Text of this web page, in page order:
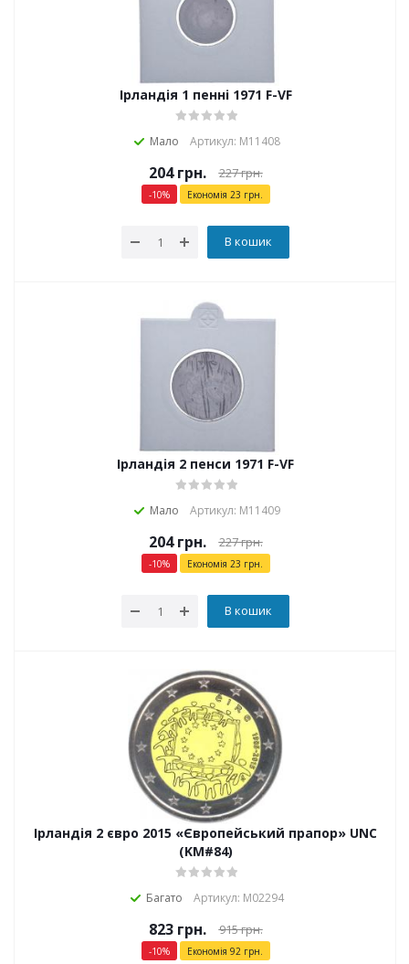
Ірландія 1 пенні 1971 F-VF
Мало Артикул: М11408
204грн. 227грн.
-10% Економія 23 грн.
В кошик
Ірландія 2 пенси 1971 F-VF
Мало Артикул: М11409
204грн. 227грн.
-10% Економія 23 грн.
В кошик
Ірландія 2 євро 2015 «Європейський прапор» UNC
(KM#84)
Багато Артикул: М02294
823грн. 915грн.
-10% Економія 92грн.